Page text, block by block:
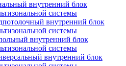
внутренний блок
системы
внутренний блок
системы
внутренний блок
системы
внутренний блок